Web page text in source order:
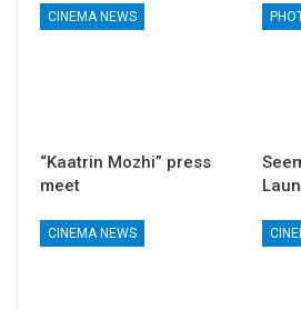
CINEMA NEWS
“Kaatrin Mozhi” press
meet
CINEMA NEWS